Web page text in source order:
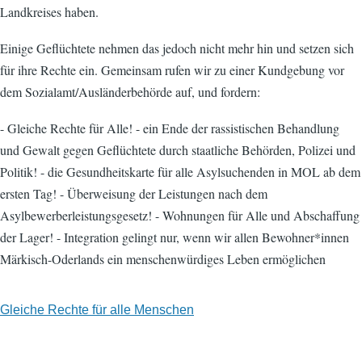
Landkreises haben.
Einige Geflüchtete nehmen das jedoch nicht mehr hin und setzen sich
für ihre Rechte ein. Gemeinsam rufen wir zu einer Kundgebung vor
dem Sozialamt/Ausländerbehörde auf, und fordern:
- Gleiche Rechte für Alle! - ein Ende der rassistischen Behandlung
und Gewalt gegen Geflüchtete durch staatliche Behörden, Polizei und
Politik! - die Gesundheitskarte für alle Asylsuchenden in MOL ab dem
ersten Tag! - Überweisung der Leistungen nach dem
Asylbewerberleistungsgesetz! - Wohnungen für Alle und Abschaffung
der Lager! - Integration gelingt nur, wenn wir allen Bewohner*innen
Märkisch-Oderlands ein menschenwürdiges Leben ermöglichen
Gleiche Rechte für alle Menschen